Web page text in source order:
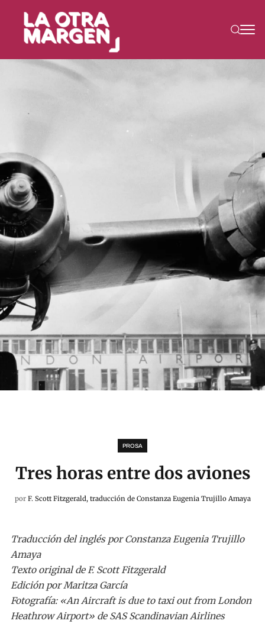
PROSA
Tres horas entre dos aviones
por F. Scott Fitzgerald, traducción de Constanza Eugenia Trujillo Amaya
Traducción del inglés por Constanza Eugenia Trujillo
Amaya
Texto original de F. Scott Fitzgerald
Edición por Maritza García
Fotografía: «An Aircraft is due to taxi out from London
Heathrow Airport» de SAS Scandinavian Airlines